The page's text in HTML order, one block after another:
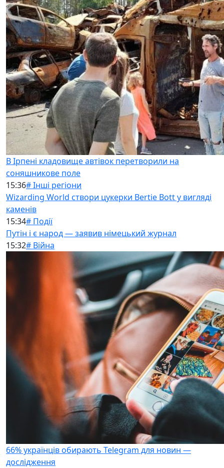
В Ірпені кладовище автівок перетворили на
соняшникове поле
15:36# Інші регіони
Wizarding World створи цукерки Bertie Bott у вигляді
каменів
15:34# Події
Путін і є народ — заявив німецький журнал
15:32# Війна
66% українців обирають Telegram для новин —
дослідження